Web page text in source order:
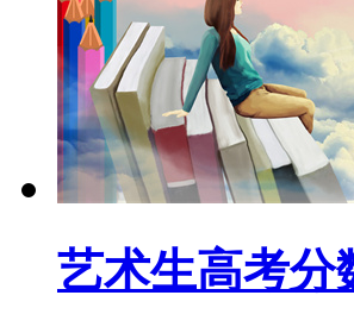
艺术生高考分